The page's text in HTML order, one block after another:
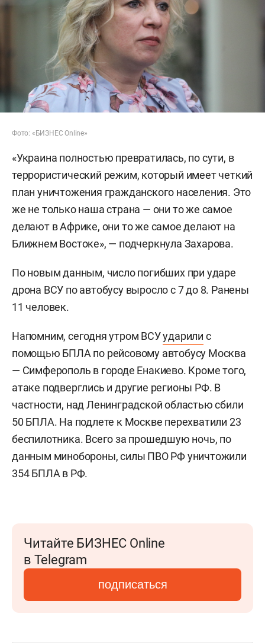
Фото: «БИЗНЕС Online»
«Украина полностью превратилась, по сути, в
террористический режим, который имеет четкий
план уничтожения гражданского населения. Это
же не только наша страна — они то же самое
делают в Африке, они то же самое делают на
Ближнем Востоке», — подчеркнула Захарова.
По новым данным, число погибших при ударе
дрона ВСУ по автобусу выросло с 7 до 8. Ранены
11 человек.
Напомним, сегодня утром ВСУударили с
помощью БПЛА по рейсовому автобусу Москва
— Симферополь в городе Енакиево. Кроме того,
атаке подверглись и другие регионы РФ. В
частности, над Ленинградской областью сбили
50 БПЛА. На подлете к Москве перехватили 23
беспилотника. Всего за прошедшую ночь, по
данным минобороны, силы ПВО РФ уничтожили
354 БПЛА в РФ.
Читайте БИЗНЕС Online
в Telegram
подписаться